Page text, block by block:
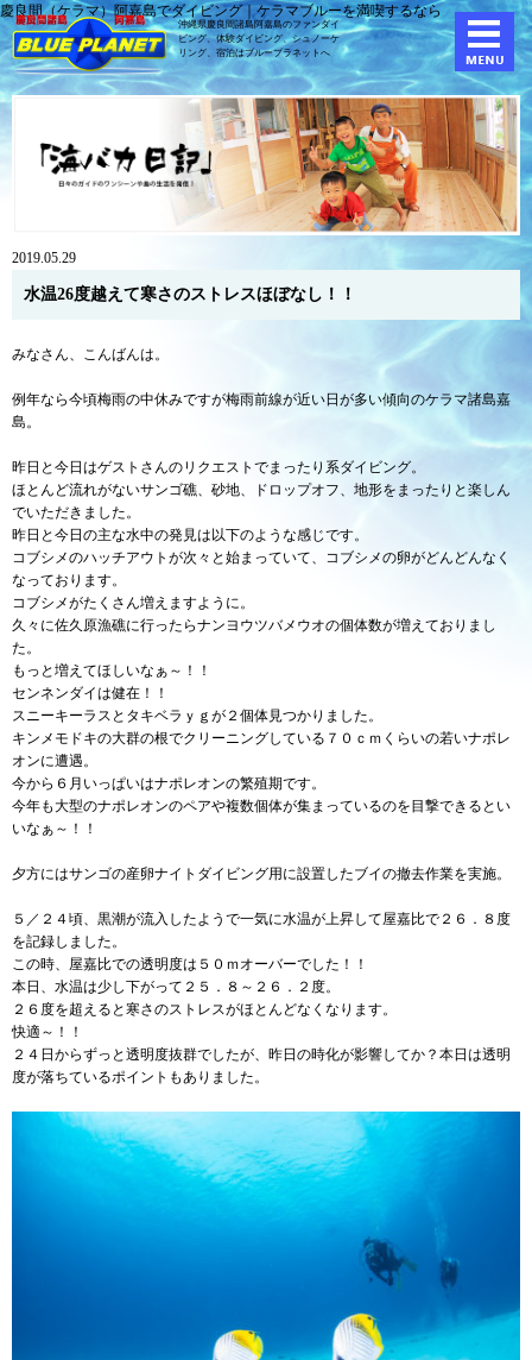
慶良間（ケラマ）阿嘉島でダイビング｜ケラマブルーを満喫するなら
沖縄県慶良間諸島阿嘉島のファンダイ
ビング、体験ダイビング、シュノーケ
リング、宿泊はブループラネットへ
2019.05.29
水温26度越えて寒さのストレスほぼなし！！
みなさん、こんばんは。
例年なら今頃梅雨の中休みですが梅雨前線が近い日が多い傾向のケラマ諸島嘉
島。
昨日と今日はゲストさんのリクエストでまったり系ダイビング。
ほとんど流れがないサンゴ礁、砂地、ドロップオフ、地形をまったりと楽しん
でいただきました。
昨日と今日の主な水中の発見は以下のような感じです。
コブシメのハッチアウトが次々と始まっていて、コブシメの卵がどんどんなく
なっております。
コブシメがたくさん増えますように。
久々に佐久原漁礁に行ったらナンヨウツバメウオの個体数が増えておりまし
た。
もっと増えてほしいなぁ～！！
センネンダイは健在！！
スニーキーラスとタキベラｙｇが２個体見つかりました。
キンメモドキの大群の根でクリーニングしている７０ｃｍくらいの若いナポレ
オンに遭遇。
今から６月いっぱいはナポレオンの繁殖期です。
今年も大型のナポレオンのペアや複数個体が集まっているのを目撃できるとい
いなぁ～！！
夕方にはサンゴの産卵ナイトダイビング用に設置したブイの撤去作業を実施。
５／２４頃、黒潮が流入したようで一気に水温が上昇して屋嘉比で２６．８度
を記録しました。
この時、屋嘉比での透明度は５０ｍオーバーでした！！
本日、水温は少し下がって２５．８～２６．２度。
２６度を超えると寒さのストレスがほとんどなくなります。
快適～！！
２４日からずっと透明度抜群でしたが、昨日の時化が影響してか？本日は透明
度が落ちているポイントもありました。